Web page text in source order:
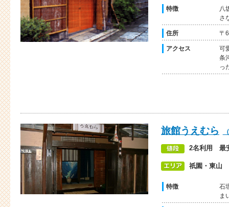
特徴
八
さ
住所 〒
アクセス
可
条
っ
旅館うえむら
2名利用 最
祇園・東山
特徴
石
ま